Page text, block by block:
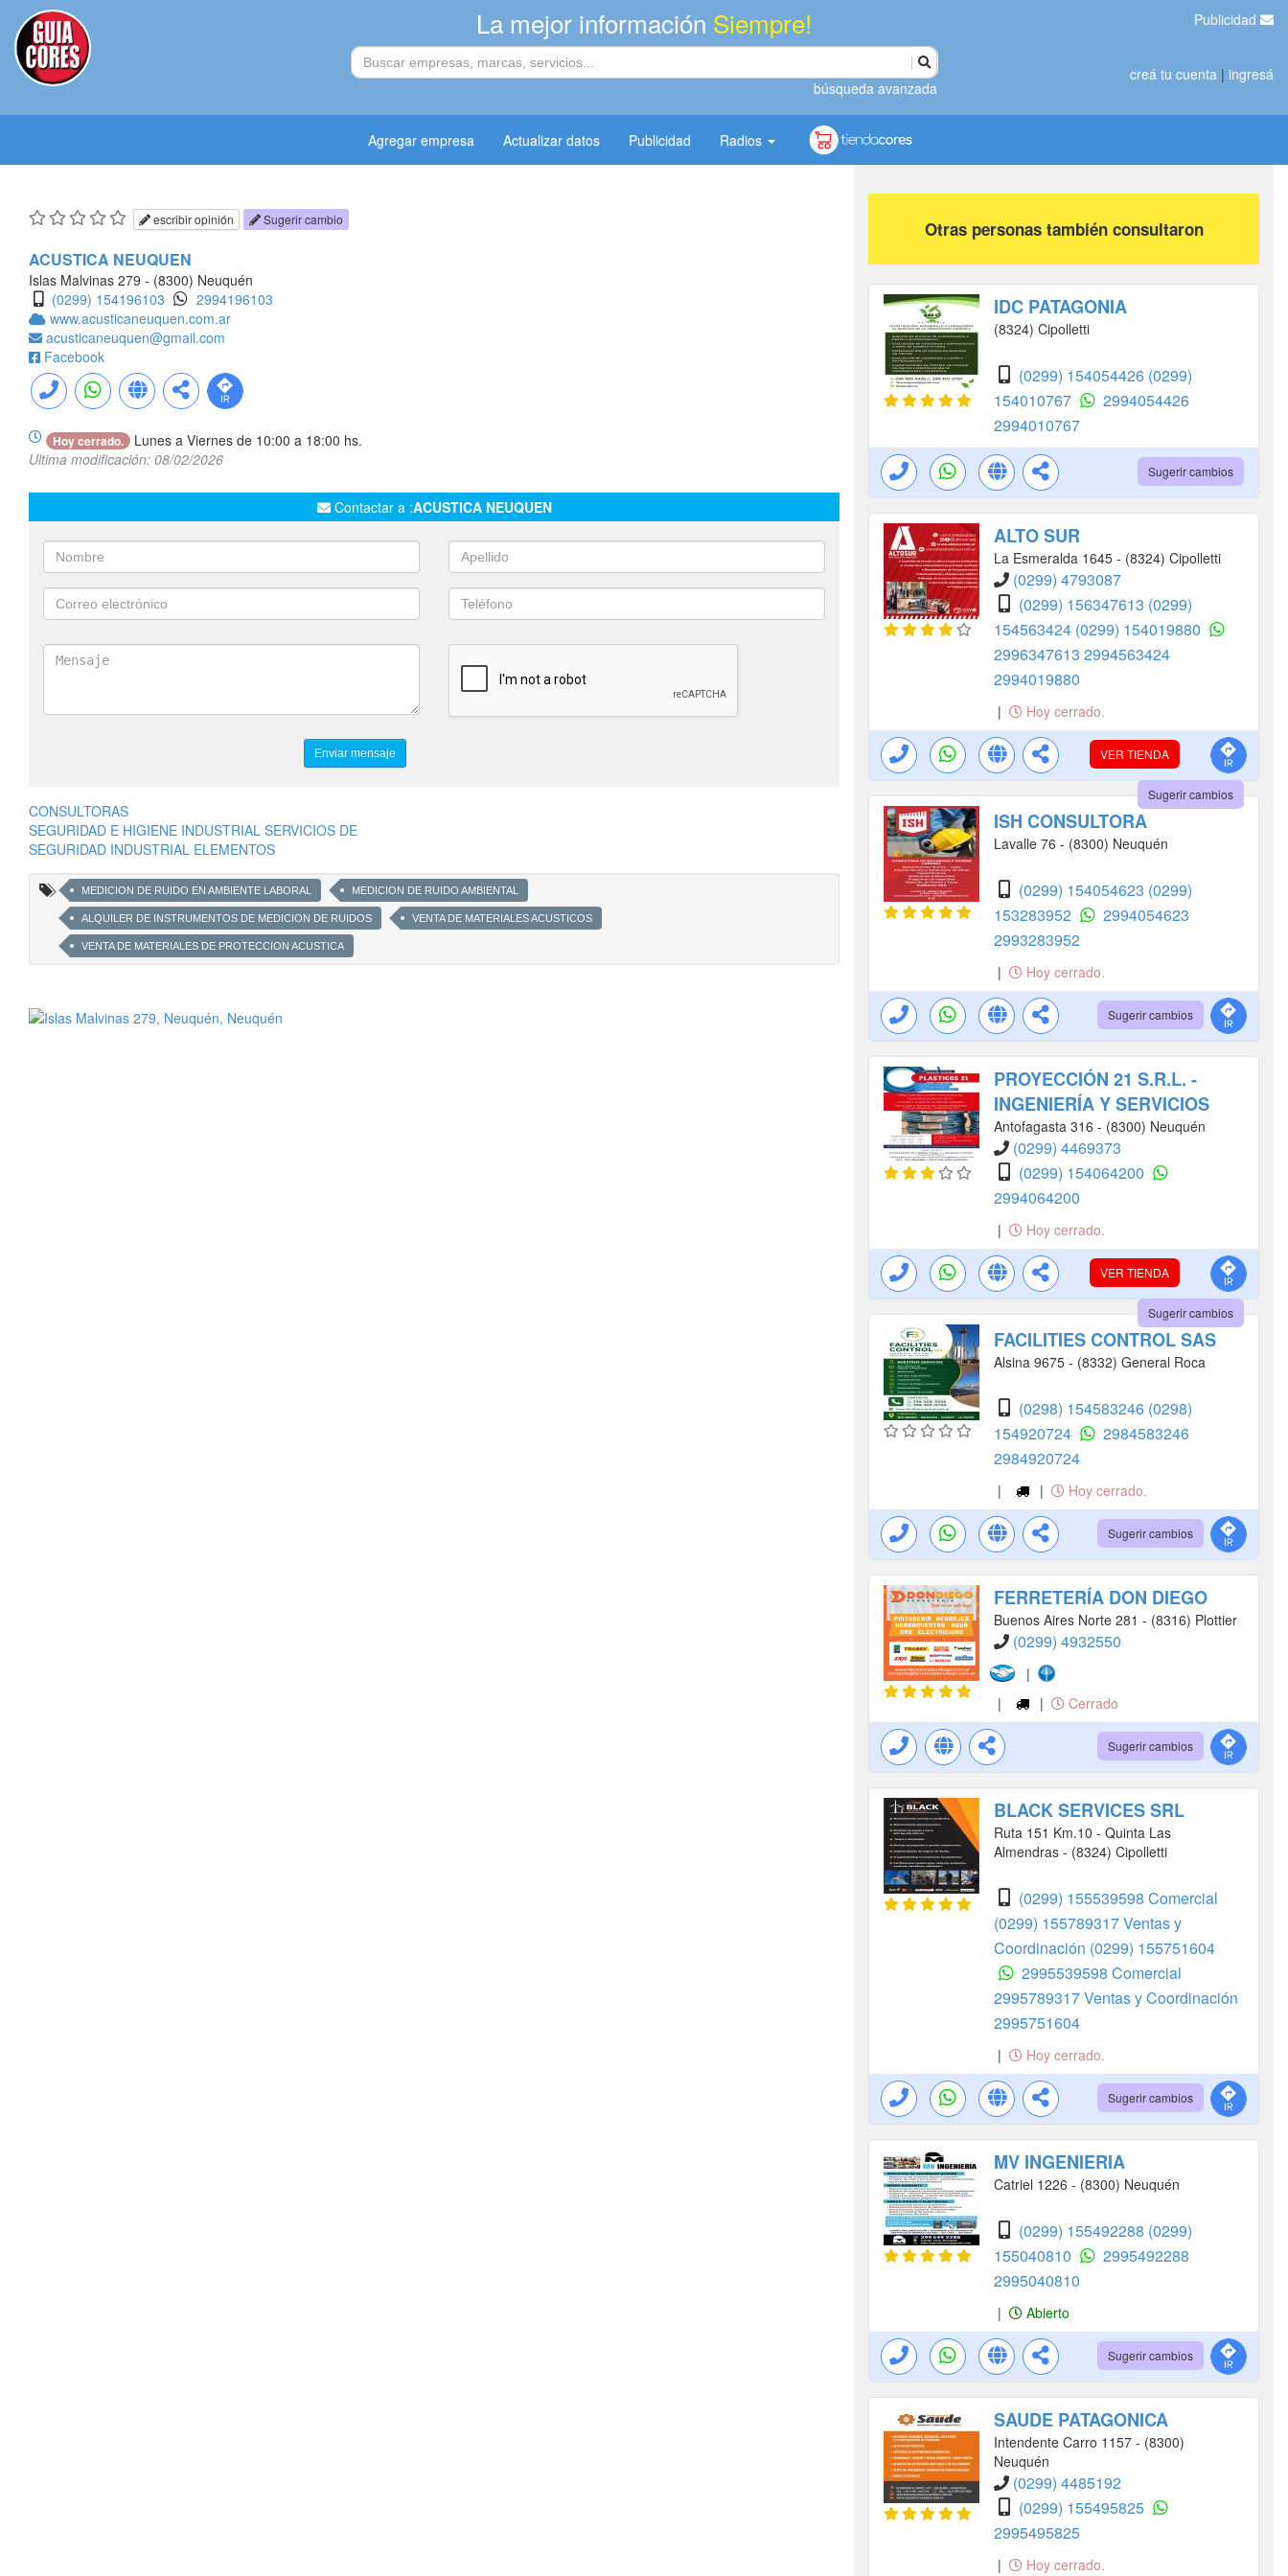
La mejor información Siempre!
búsqueda avanzada
Publicidad
creá tu cuenta | ingresá
Agregar empresa Actualizar datos Publicidad Radios
escribir opinión Sugerir cambio
ACUSTICA NEUQUEN
Islas Malvinas 279 - (8300) Neuquén
(0299) 154196103
2994196103
www.acusticaneuquen.com.ar
acusticaneuquen@gmail.com
Facebook
Hoy cerrado.
Lunes a Viernes de 10:00 a 18:00 hs.
Ultima modificación: 08/02/2026
Contactar a :ACUSTICA NEUQUEN
CONSULTORAS
SEGURIDAD E HIGIENE INDUSTRIAL SERVICIOS DE
SEGURIDAD INDUSTRIAL ELEMENTOS
MEDICION DE RUIDO EN AMBIENTE LABORAL MEDICION DE RUIDO AMBIENTAL
ALQUILER DE INSTRUMENTOS DE MEDICION DE RUIDOS VENTA DE MATERIALES ACUSTICOS
VENTA DE MATERIALES DE PROTECCION ACUSTICA
Otras personas también consultaron
IDC PATAGONIA
(8324) Cipolletti
(0299) 154054426 (0299)
154010767
2994054426
2994010767
Sugerir cambios
ALTO SUR
La Esmeralda 1645 - (8324) Cipolletti
(0299) 4793087
(0299) 156347613 (0299)
154563424 (0299) 154019880
2996347613 2994563424
2994019880
| Hoy cerrado.
VER TIENDA
Sugerir cambios
ISH CONSULTORA
Lavalle 76 - (8300) Neuquén
(0299) 154054623 (0299)
153283952
2994054623
2993283952
| Hoy cerrado.
Sugerir cambios
PROYECCIÓN 21 S.R.L. -
INGENIERÍA Y SERVICIOS
Antofagasta 316 - (8300) Neuquén
(0299) 4469373
(0299) 154064200
2994064200
| Hoy cerrado.
VER TIENDA
Sugerir cambios
FACILITIES CONTROL SAS
Alsina 9675 - (8332) General Roca
(0298) 154583246 (0298)
154920724
2984583246
2984920724
| | Hoy cerrado.
Sugerir cambios
FERRETERÍA DON DIEGO
Buenos Aires Norte 281 - (8316) Plottier
(0299) 4932550
|
|
| Cerrado
Sugerir cambios
BLACK SERVICES SRL
Ruta 151 Km.10 - Quinta Las
Almendras - (8324) Cipolletti
(0299) 155539598 Comercial
(0299) 155789317 Ventas y
Coordinación (0299) 155751604
2995539598 Comercial
2995789317 Ventas y Coordinación
2995751604
| Hoy cerrado.
Sugerir cambios
MV INGENIERIA
Catriel 1226 - (8300) Neuquén
(0299) 155492288 (0299)
155040810
2995492288
2995040810
| Abierto
Sugerir cambios
SAUDE PATAGONICA
Intendente Carro 1157 - (8300)
Neuquén
(0299) 4485192
(0299) 155495825
2995495825
| Hoy cerrado.